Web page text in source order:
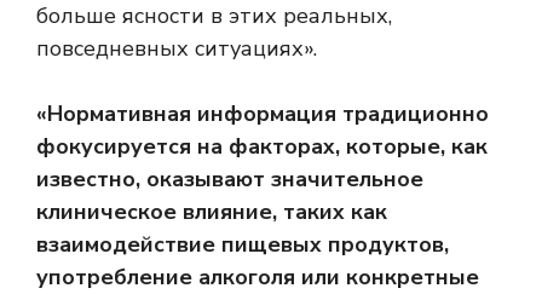
больше ясности в этих реальных,
повседневных ситуациях».
«Нормативная информация традиционно
фокусируется на факторах, которые, как
известно, оказывают значительное
клиническое влияние, таких как
взаимодействие пищевых продуктов,
употребление алкоголя или конкретные